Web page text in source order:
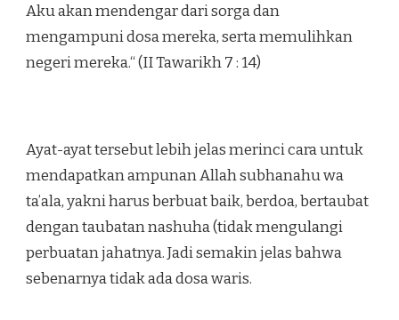
Aku akan mendengar dari sorga dan
mengampuni dosa mereka, serta memulihkan
negeri mereka.“ (II Tawarikh 7 : 14)
Ayat-ayat tersebut lebih jelas merinci cara untuk
mendapatkan ampunan Allah subhanahu wa
ta’ala, yakni harus berbuat baik, berdoa, bertaubat
dengan taubatan nashuha (tidak mengulangi
perbuatan jahatnya. Jadi semakin jelas bahwa
sebenarnya tidak ada dosa waris.